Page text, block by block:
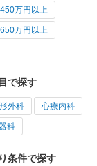
450万円以上
650万円以上
で探す
外科 心療内科
科
条件で探す